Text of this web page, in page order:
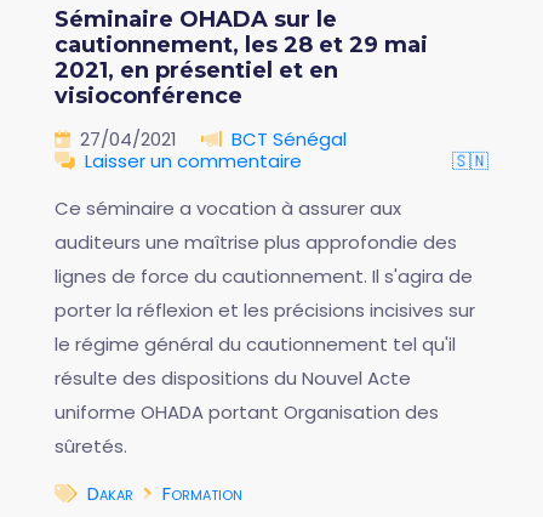
Séminaire OHADA sur le
cautionnement, les 28 et 29 mai
2021, en présentiel et en
visioconférence
27/04/2021
BCT Sénégal
Laisser un commentaire
🇸🇳
Ce séminaire a vocation à assurer aux
auditeurs une maîtrise plus approfondie des
lignes de force du cautionnement. Il s'agira de
porter la réflexion et les précisions incisives sur
le régime général du cautionnement tel qu'il
résulte des dispositions du Nouvel Acte
uniforme OHADA portant Organisation des
sûretés.
Dakar
Formation